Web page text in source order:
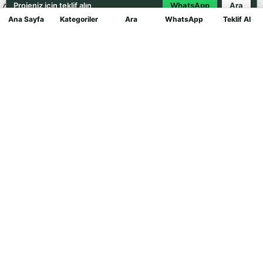
Ana Sayfa Kategoriler Ara WhatsApp Teklif Al
Projeniz için teklif alın WhatsApp Ara